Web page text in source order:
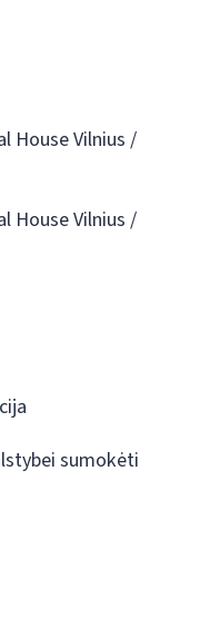
House Vilnius /
House Vilnius /
sumokėti